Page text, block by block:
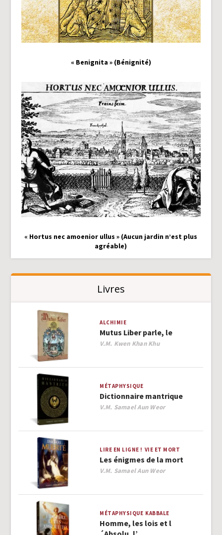
« Benignita » (Bénignité)
« Hortus nec amoenior ullus » (Aucun jardin n’est plus
agréable)
Livres
ALCHIMIE
Mutus Liber parle, le
Author
V.M. Kwen Khan Khu
MÉTAPHYSIQUE
Dictionnaire mantrique
Author
V.M. Samael Aun Weor
LIRE EN LIGNE ! VIE ET MORT
Les énigmes de la mort
Author
V.M. Samael Aun Weor
MÉTAPHYSIQUE KABBALE
Homme, les lois et l